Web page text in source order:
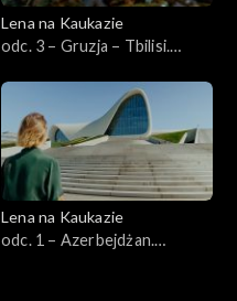
Lena na Kaukazie
odc. 3 – Gruzja – Tbilisi.
Lena na Kaukazie
odc. 1 – Azerbejdżan.